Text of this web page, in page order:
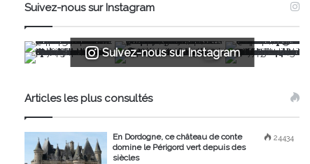
Suivez-nous sur Instagram
Suivez-nous sur Instagram
Articles les plus consultés
24434
En Dordogne, ce château de conte
domine le Périgord vert depuis des
siècles